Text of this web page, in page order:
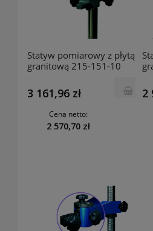
Statyw pomiarowy z płytą
granitową 215-151-10
3 161,96 zł
Cena netto:
2 570,70 zł
2